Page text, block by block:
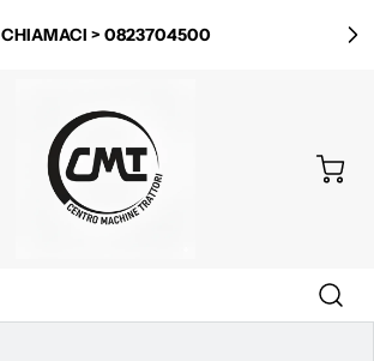
CHIAMACI > 0823704500